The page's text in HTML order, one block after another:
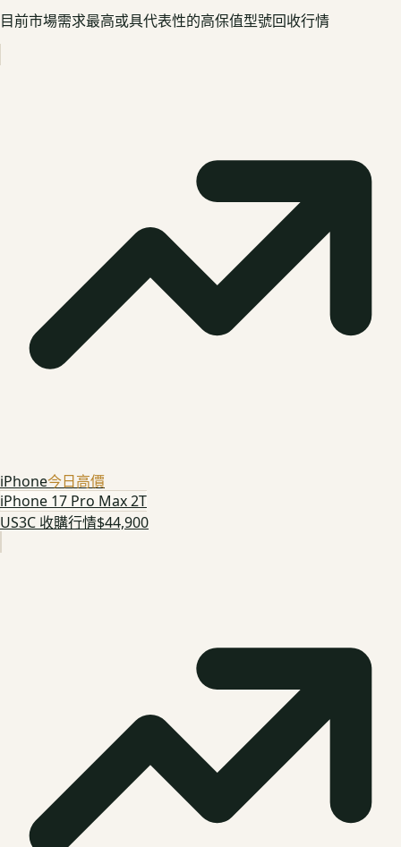
目前市場需求最高或具代表性的高保值型號回收行情
iPhone今日高價
iPhone 17 Pro Max 2T
US3C 收購行情$44,900